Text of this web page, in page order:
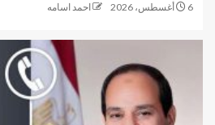
6 أغسطس، 2026 احمد اسامه